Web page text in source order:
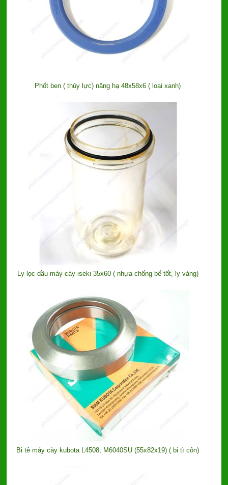
Phốt ben ( thủy lực) nâng hạ 48x58x6 ( loại xanh)
Ly lọc dầu máy cày iseki 35x60 ( nhựa chống bể tốt, ly vàng)
Bi tê máy cày kubota L4508, M6040SU (55x82x19) ( bi tì côn)